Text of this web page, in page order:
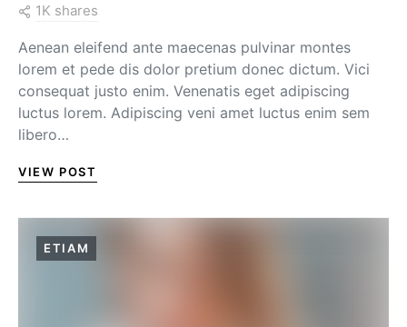
1K shares
Aenean eleifend ante maecenas pulvinar montes
lorem et pede dis dolor pretium donec dictum. Vici
consequat justo enim. Venenatis eget adipiscing
luctus lorem. Adipiscing veni amet luctus enim sem
libero…
VIEW POST
ETIAM